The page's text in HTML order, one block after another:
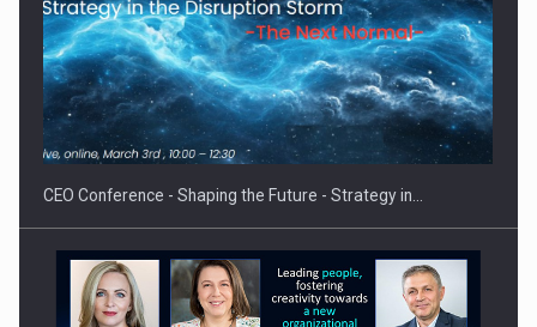
Hard Enduro Piatra Craiului 2026, fueled by benzinariile RO…
CEO Conference - Shaping the Future - Strategy in…